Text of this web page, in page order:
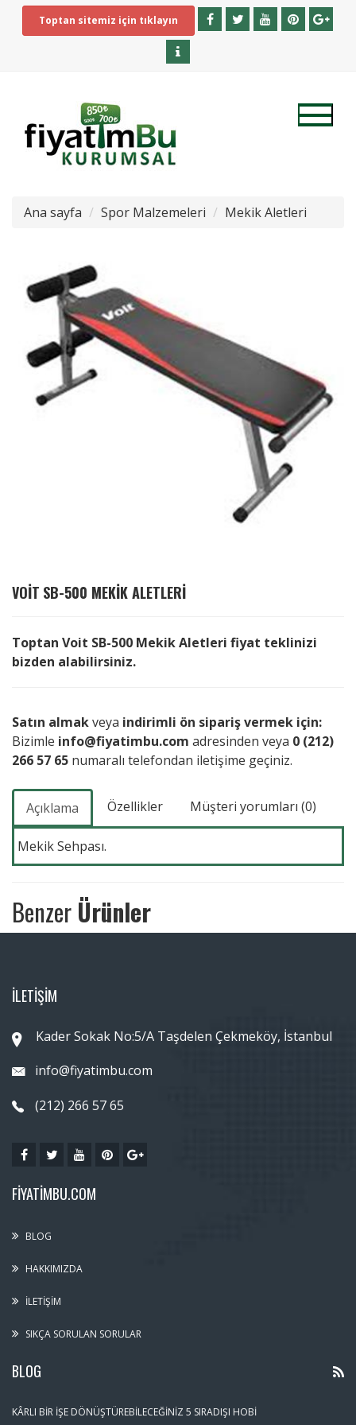
Toptan sitemiz için tıklayın
Ana sayfa Spor Malzemeleri Mekik Aletleri
VOIT SB-500 MEKIK ALETLERI
Toptan Voit SB-500 Mekik Aletleri fiyat teklinizi
bizden alabilirsiniz.
Satın almakveya indirimli ön sipariş vermek için:
Bizimle info@fiyatimbu.com adresinden veya 0 (212)
266 57 65 numaralı telefondan iletişime geçiniz.
Açıklama Özellikler Müşteri yorumları (0)
Mekik Sehpası.
Benzer Ürünler
İLETİŞİM
Kader Sokak No:5/A Taşdelen Çekmeköy, İstanbul
info@fiyatimbu.com
(212) 266 57 65
FIYATIMBU.COM
BLOG
HAKKIMIZDA
İLETIŞIM
SIKÇA SORULAN SORULAR
BLOG
KÂRLI BIR İŞE DÖNÜŞTÜREBILECEĞINIZ 5 SIRADIŞI HOBI